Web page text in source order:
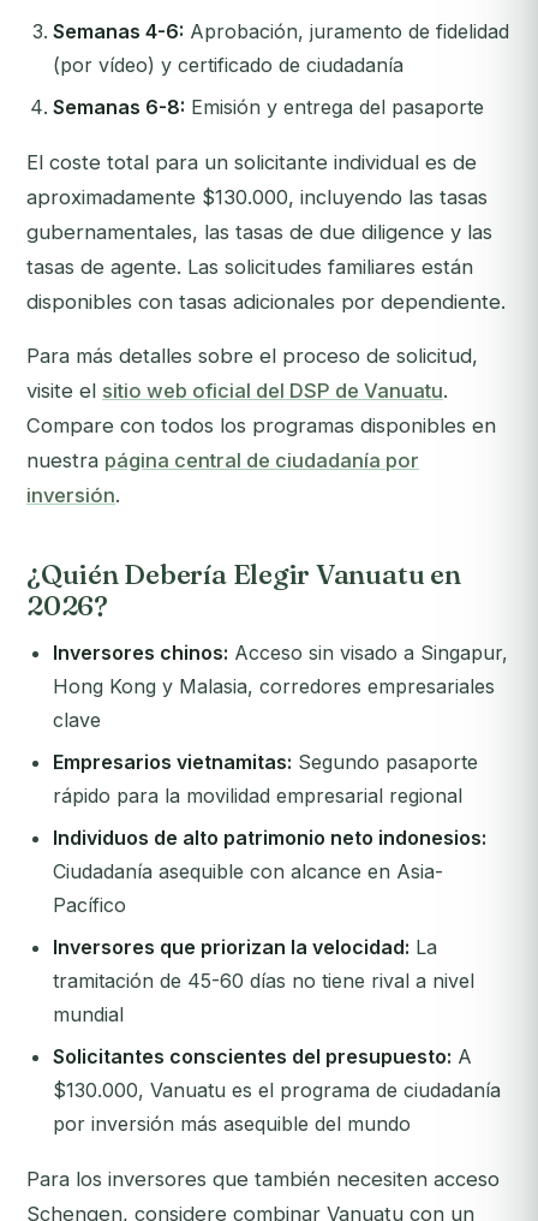
Semanas 4-6: Aprobación, juramento de fidelidad
(por vídeo) y certificado de ciudadanía
Semanas 6-8: Emisión y entrega del pasaporte
El coste total para un solicitante individual es de
aproximadamente $130.000, incluyendo las tasas
gubernamentales, las tasas de due diligence y las
tasas de agente. Las solicitudes familiares están
disponibles con tasas adicionales por dependiente.
Para más detalles sobre el proceso de solicitud,
visite el sitio web oficial del DSP de Vanuatu.
Compare con todos los programas disponibles en
nuestra página central de ciudadanía por
inversión.
¿Quién Debería Elegir Vanuatu en
2026?
Inversores chinos: Acceso sin visado a Singapur,
Hong Kong y Malasia, corredores empresariales
clave
Empresarios vietnamitas: Segundo pasaporte
rápido para la movilidad empresarial regional
Individuos de alto patrimonio neto indonesios:
Ciudadanía asequible con alcance en Asia-
Pacífico
Inversores que priorizan la velocidad: La
tramitación de 45-60 días no tiene rival a nivel
mundial
Solicitantes conscientes del presupuesto: A
$130.000, Vanuatu es el programa de ciudadanía
por inversión más asequible del mundo
Para los inversores que también necesiten acceso
Schengen, considere combinar Vanuatu con un